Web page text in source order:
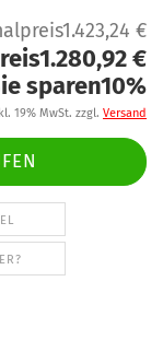
€
€
sparen10%
19% MwSt. zzgl. Versand